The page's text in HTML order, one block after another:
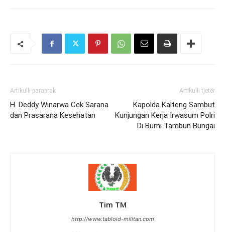
Artikulli paraprak
H. Deddy Winarwa Cek Sarana
dan Prasarana Kesehatan
Artikulli tjetër
Kapolda Kalteng Sambut
Kunjungan Kerja Irwasum Polri
Di Bumi Tambun Bungai
Tim TM
http://www.tabloid-militan.com